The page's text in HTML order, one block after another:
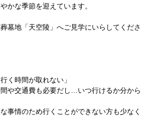
かな季節を迎えています。
墓地「天空陵」へご見学にいらしてくださ
く時間が取れない」
間や交通費も必要だし…いつ行けるか分から
事情のため行くことができない方も少なく